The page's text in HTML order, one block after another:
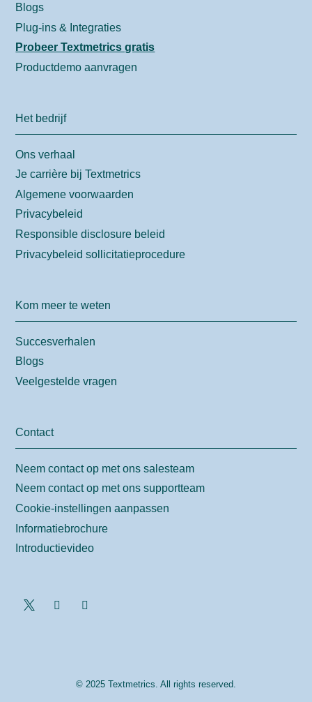
Blogs
Plug-ins & Integraties
Probeer Textmetrics gratis
Productdemo aanvragen
Het bedrijf
Ons verhaal
Je carrière bij Textmetrics
Algemene voorwaarden
Privacybeleid
Responsible disclosure beleid
Privacybeleid sollicitatieprocedure
Kom meer te weten
Succesverhalen
Blogs
Veelgestelde vragen
Contact
Neem contact op met ons salesteam
Neem contact op met ons supportteam
Cookie-instellingen aanpassen
Informatiebrochure
Introductievideo
© 2025 Textmetrics. All rights reserved.